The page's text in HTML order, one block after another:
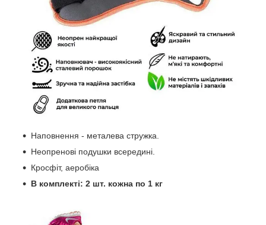
Наповнення - металева стружка.
Неопренові подушки всередині.
Кросфіт, аеробіка
В комплекті: 2 шт. кожна по 1 кг